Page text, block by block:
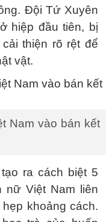
Đội Tứ Xuyên
hiệp đầu tiên, bị
thiện rõ rệt để
vật.
Nam vào bán kết
ra cách biệt 5
nữ Việt Nam liên
khoảng cách.